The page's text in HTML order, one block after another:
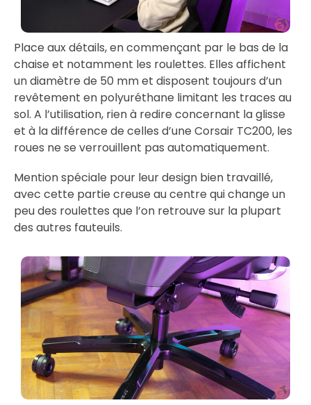
Place aux détails, en commençant par le bas de la
chaise et notamment les roulettes. Elles affichent
un diamètre de 50 mm et disposent toujours d’un
revêtement en polyuréthane limitant les traces au
sol. A l’utilisation, rien à redire concernant la glisse
et à la différence de celles d’une Corsair TC200, les
roues ne se verrouillent pas automatiquement.
Mention spéciale pour leur design bien travaillé,
avec cette partie creuse au centre qui change un
peu des roulettes que l’on retrouve sur la plupart
des autres fauteuils.